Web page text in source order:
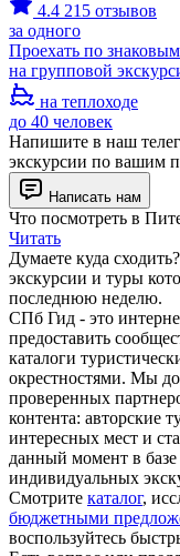
4.4 215 отзывов
за одного
Проехать по
на групповой
на теплоходе
до 40 человек
Напишите в наш
экскурсии по вашим
Написать нам
Что посмотреть в
Читать
Думаете куда
экскурсии и туры
последнюю неделю.
СПб Гид - это
предоставить
каталоги
окрестностями. Мы
проверенных
контента: авторские
интересных мест и
данный момент в
индивидуальных
Смотрите каталог,
бюджетными
воспользуйтесь